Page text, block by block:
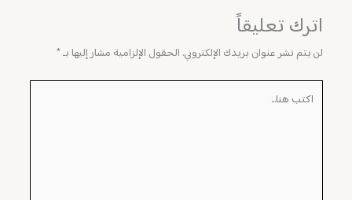
اترك تعليقاً
لن يتم نشر عنوان بريدك الإلكتروني. الحقول الإلزامية مشار إليها بـ*